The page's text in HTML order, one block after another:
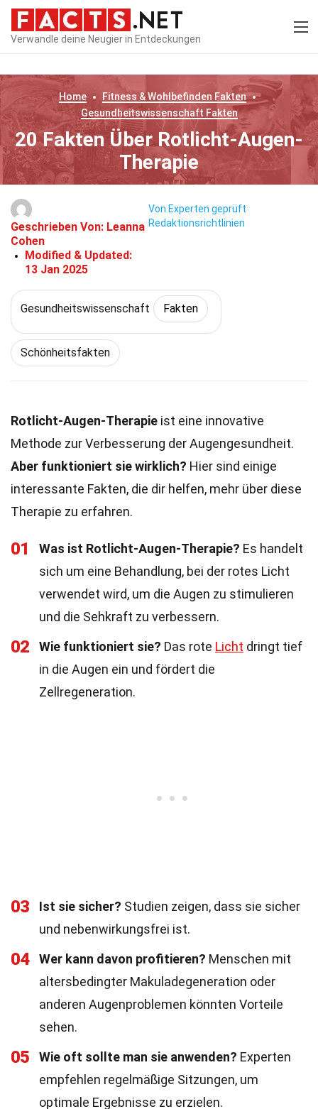
Verwandle deine Neugier in Entdeckungen
Home Fitness & Wohlbefinden Fakten
Gesundheitswissenschaft Fakten
20 Fakten Über Rotlicht-Augen-
Therapie
Geschrieben Von: Leanna
Cohen
Modified & Updated:
13 Jan 2025
Von Experten geprüft
Redaktionsrichtlinien
Gesundheitswissenschaft Fakten
Schönheitsfakten
Rotlicht-Augen-Therapie ist eine innovative
Methode zur Verbesserung der Augengesundheit.
Aber funktioniert sie wirklich? Hier sind einige
interessante Fakten, die dir helfen, mehr über diese
Therapie zu erfahren.
01 Was ist Rotlicht-Augen-Therapie? Es handelt
sich um eine Behandlung, bei der rotes Licht
verwendet wird, um die Augen zu stimulieren
und die Sehkraft zu verbessern.
02 Wie funktioniert sie? Das rote Licht dringt tief
in die Augen ein und fördert die
Zellregeneration.
03 Ist sie sicher? Studien zeigen, dass sie sicher
und nebenwirkungsfrei ist.
04 Wer kann davon profitieren? Menschen mit
altersbedingter Makuladegeneration oder
anderen Augenproblemen könnten Vorteile
sehen.
05 Wie oft sollte man sie anwenden? Experten
empfehlen regelmäßige Sitzungen, um
optimale Ergebnisse zu erzielen.